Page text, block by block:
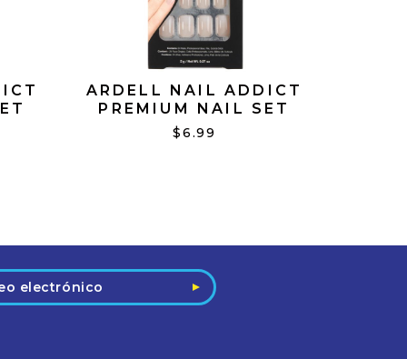
ARDELL NAIL ADDICT
PREMIUM NAIL SET
FRENCH SUBTLE
$6.99